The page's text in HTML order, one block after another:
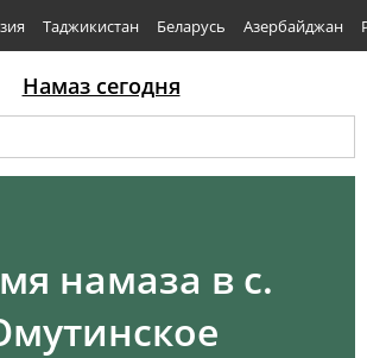
Таджикистан Беларусь Азербайджан
Намаз сегодня
намаза в с.